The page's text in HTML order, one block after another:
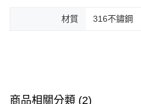
材質 316不鏽鋼
商品相關分類 (2)